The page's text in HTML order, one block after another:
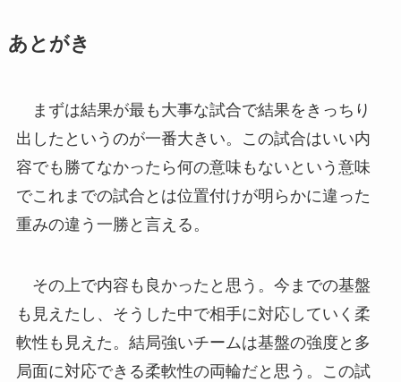
あとがき
まずは結果が最も大事な試合で結果をきっちり
出したというのが一番大きい。この試合はいい内
容でも勝てなかったら何の意味もないという意味
でこれまでの試合とは位置付けが明らかに違った
重みの違う一勝と言える。
その上で内容も良かったと思う。今までの基盤
も見えたし、そうした中で相手に対応していく柔
軟性も見えた。結局強いチームは基盤の強度と多
局面に対応できる柔軟性の両輪だと思う。この試